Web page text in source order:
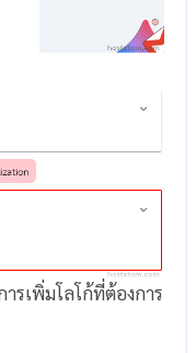
รเพิ่มโลโก้ที่ต้องการ